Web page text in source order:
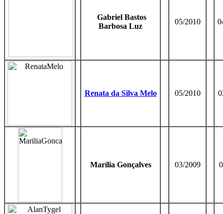
Gabriel Bastos
Barbosa Luz
05/2010
Renata da Silva Melo 05/2010
Marília Gonçalves 03/2009